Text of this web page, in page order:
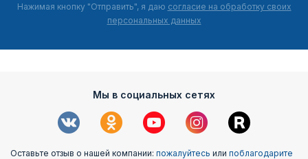
Нажимая кнопку "Отправить", я даю согласие на обработку своих
персональных данных
Мы в социальных сетях
Оставьте отзыв о нашей компании: пожалуйтесь или поблагодарите